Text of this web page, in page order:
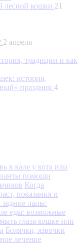
лесной кошки 21
2 апреля
история,
праздник 4
в кале у кота или
помощи
Когда
показания и
лапы:
еды: возможные
глаза кошке или
Болячки, язвочки
лечение